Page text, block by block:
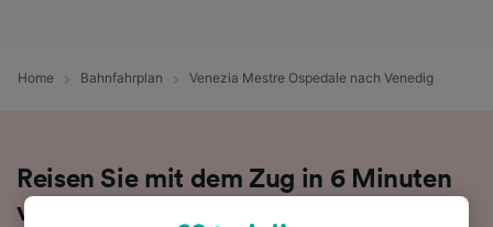
Home Bahnfahrplan Venezia Mestre Ospedale nach Venedig
Reisen Sie mit dem Zug in 6 Minuten
von Venezia Mestre Ospedale nach